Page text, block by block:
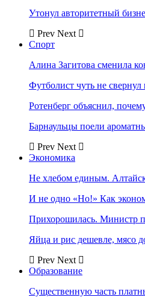
Утонул авторитетный
Prev Next
Спорт
Алина Загитова сменила
Футболист чуть не
Ротенберг объяснил,
Барнаульцы поели
Prev Next
Экономика
Не хлебом единым.
И не одно «Но!» Как
Прихорошилась. Министр
Яйца и рис дешевле, мясо
Prev Next
Образование
Существенную часть